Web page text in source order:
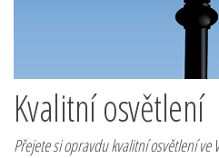
Kvalitní osvětlení
Přejete si opravdu kvalitní osvětlení ve